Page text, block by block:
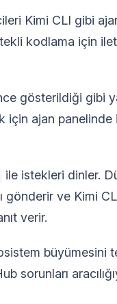
Kimi CLI gibi
kodlama için
gösterildiği gibi
için ajan panelinde
ile istekleri dinler.
gönderir ve Kimi
verir.
büyümesini
sorunları